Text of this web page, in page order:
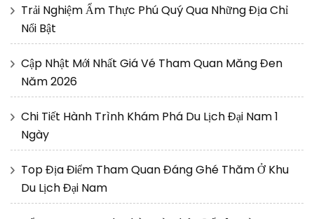
Trải Nghiệm Ẩm Thực Phú Quý Qua Những Địa Chỉ
Nổi Bật
Cập Nhật Mới Nhất Giá Vé Tham Quan Măng Đen
Năm 2026
Chi Tiết Hành Trình Khám Phá Du Lịch Đại Nam 1
Ngày
Top Địa Điểm Tham Quan Đáng Ghé Thăm Ở Khu
Du Lịch Đại Nam